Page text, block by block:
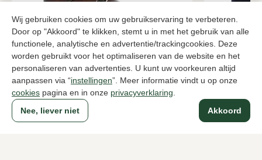
Wij gebruiken cookies om uw gebruikservaring te verbeteren.
Door op "Akkoord" te klikken, stemt u in met het gebruik van alle
functionele, analytische en advertentie/trackingcookies. Deze
worden gebruikt voor het optimaliseren van de website en het
personaliseren van advertenties. U kunt uw voorkeuren altijd
aanpassen via “instellingen”. Meer informatie vindt u op onze
cookies pagina en in onze privacyverklaring
Akkoord
Nee, liever niet
Magnanni
Bruine gespschoenen heren
399,95 2 kleuren
Carlos
Blauwe
349,95